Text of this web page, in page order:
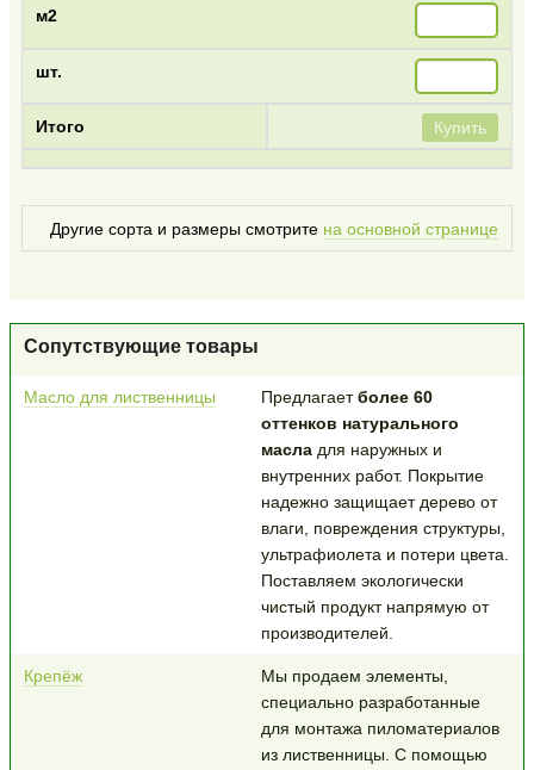
Купить
Другие сорта и размеры смотрите на основной странице
Сопутствующие товары
Масло для лиственницы Предлагаетболее 60
оттенков натурального
масладля наружных и
внутренних работ. Покрытие
надежно защищает дерево от
влаги, повреждения структуры,
ультрафиолета и потери цвета.
Поставляем экологически
чистый продукт напрямую от
производителей.
Крепёж
Мы продаем элементы,
специально разработанные
для монтажа пиломатериалов
из лиственницы. С помощью